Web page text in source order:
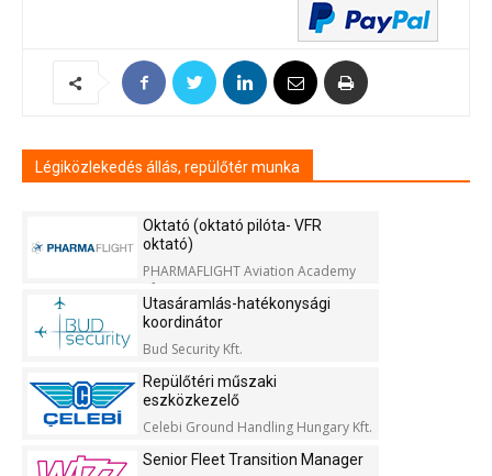
Légiközlekedés állás, repülőtér munka
Oktató (oktató pilóta- VFR
oktató)
PHARMAFLIGHT Aviation Academy
Kft.
Utasáramlás-hatékonysági
koordinátor
Bud Security Kft.
Repülőtéri műszaki
eszközkezelő
Celebi Ground Handling Hungary Kft.
Senior Fleet Transition Manager